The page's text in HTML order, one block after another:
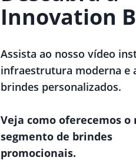
Innovation
Assista ao nosso vídeo
infraestrutura moderna e
brindes personalizados.
Veja como oferecemos
segmento de brindes
promocionais.